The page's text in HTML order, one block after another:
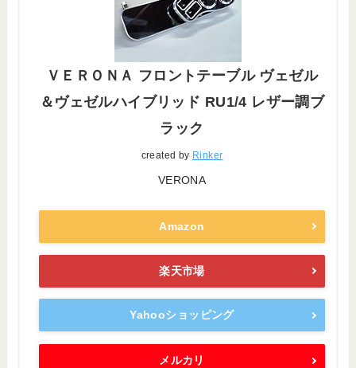
ＶＥＲＯＮＡ フロントテーブル ヴェゼル
＆ヴェゼルハイブリッド RU1/4 レザー調ブ
ラック
created by Rinker
VERONA
Amazon
楽天市場
Yahooショッピング
メルカリ